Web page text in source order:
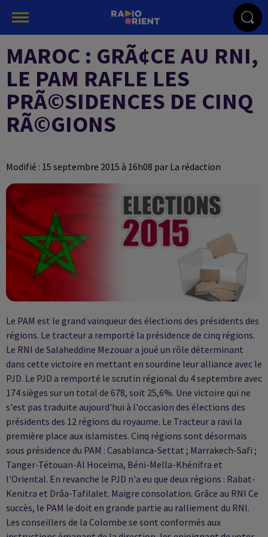
MAROC : GRÃ¢CE AU RNI,
LE PAM RAFLE LES
PRÃ©SIDENCES DE CINQ
RÃ©GIONS
Modifié : 15 septembre 2015 à 16h08 par La rédaction
Le PAM est le grand vainqueur des élections des présidents des
régions. Le tracteur a remporté la présidence de cinq régions.
Le RNI de Salaheddine Mezouar a joué un rôle déterminant
dans cette victoire en mettant en sourdine leur alliance avec le
PJD. Le PJD a remporté le scrutin régional du 4 septembre avec
174 sièges sur un total de 678, soit 25,6%. Une victoire qui ne
s'est pas traduite aujourd'hui à l'occasion des élections des
présidents des 12 régions du royaume. Le Tracteur a ravi la
première place aux islamistes. Cinq régions sont désormais
sous présidence du PAM : Casablanca-Settat ; Marrakech-Safi ;
Tanger-Tétouan-Al Hoceima, Béni-Mella-Khénifra et
l'Oriental. En revanche le PJD n'a eu que deux régions : Rabat-
Kenitra et Drâa-Tafilalet. Maigre consolation. Grâce au RNI Ce
succès, le PAM le doit en grande partie au ralliement du RNI.
Les conseillers de la Colombe se sont conformés aux